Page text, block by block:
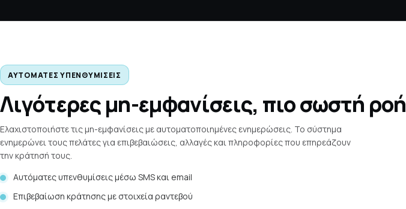
ΑΥΤΌΜΑΤΕΣ ΥΠΕΝΘΥΜΊΣΕΙΣ
Λιγότερες μη-εμφανίσεις, πιο σωστή ροή
Ελαχιστοποιήστε τις μη-εμφανίσεις με αυτοματοποιημένες ενημερώσεις. Το σύστημα
ενημερώνει τους πελάτες για επιβεβαιώσεις, αλλαγές και πληροφορίες που επηρεάζουν
την κράτησή τους.
Αυτόματες υπενθυμίσεις μέσω SMS και email
Επιβεβαίωση κράτησης με στοιχεία ραντεβού